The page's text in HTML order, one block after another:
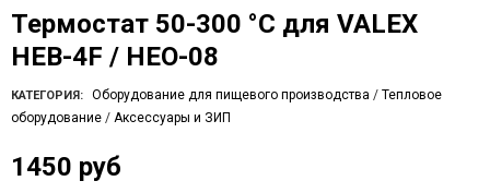
Термостат 50-300 °С для VALEX
HEB-4F / HEO-08
КАТЕГОРИЯ: Оборудование для пищевого производства / Тепловое
оборудование / Аксессуары и ЗИП
1450 руб